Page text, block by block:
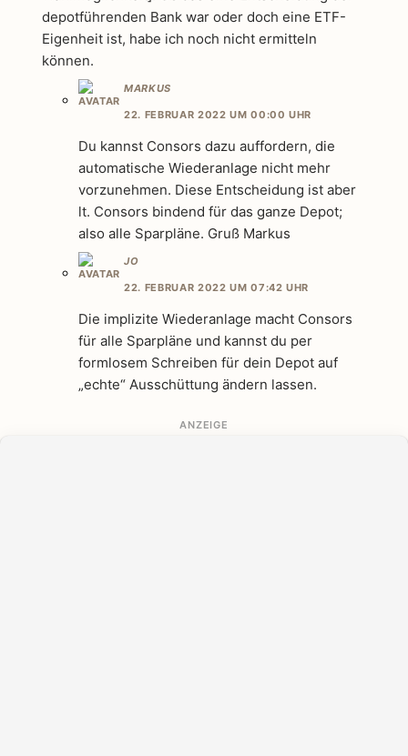
depotführenden Bank war oder doch eine ETF-
Eigenheit ist, habe ich noch nicht ermitteln
können.
MARKUS
22. FEBRUAR 2022 UM 00:00 UHR
Du kannst Consors dazu auffordern, die
automatische Wiederanlage nicht mehr
vorzunehmen. Diese Entscheidung ist aber
lt. Consors bindend für das ganze Depot;
also alle Sparpläne. Gruß Markus
JO
22. FEBRUAR 2022 UM 07:42 UHR
Die implizite Wiederanlage macht Consors
für alle Sparpläne und kannst du per
formlosem Schreiben für dein Depot auf
„echte“ Ausschüttung ändern lassen.
ANZEIGE